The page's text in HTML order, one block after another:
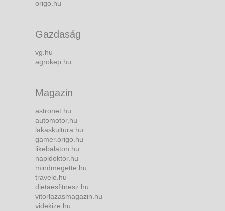
origo.hu
Gazdaság
vg.hu
agrokep.hu
Magazin
astronet.hu
automotor.hu
lakaskultura.hu
gamer.origo.hu
likebalaton.hu
napidoktor.hu
mindmegette.hu
travelo.hu
dietaesfitnesz.hu
vitorlazasmagazin.hu
videkize.hu